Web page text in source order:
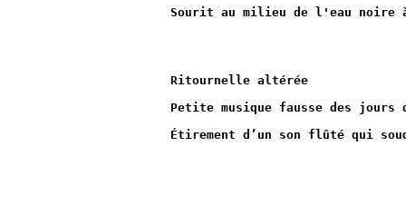
Sourit au milieu de l'eau noire
Ritournelle altérée
Petite musique fausse des jours
Étirement d’un son flûté qui